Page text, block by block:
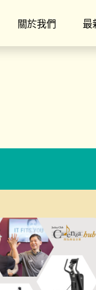
關於我們 最